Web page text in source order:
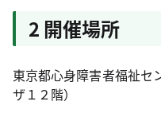
2 開催場所
東京都心身障害者福祉セ
ザ１２階）